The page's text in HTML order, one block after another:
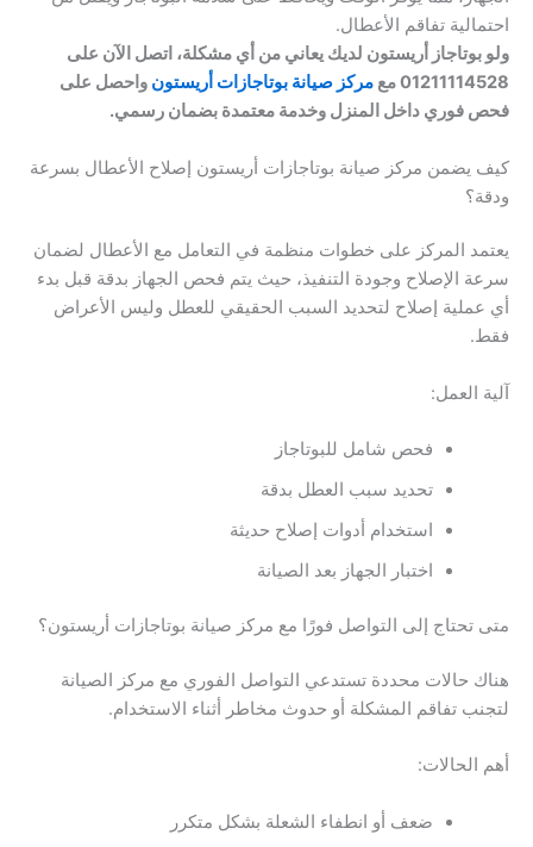
احتمالية تفاقم الأعطال.
ولو بوتاجاز أريستون لديك يعاني من أي مشكلة، اتصل الآن على
01211114528 مع
مركز صيانة بوتاجازات أريستون واحصل على
فحص فوري داخل المنزل وخدمة معتمدة بضمان رسمي.
كيف يضمن مركز صيانة بوتاجازات أريستون إصلاح الأعطال بسرعة
ودقة؟
يعتمد المركز على خطوات منظمة في التعامل مع الأعطال لضمان
سرعة الإصلاح وجودة التنفيذ، حيث يتم فحص الجهاز بدقة قبل بدء
أي عملية إصلاح لتحديد السبب الحقيقي للعطل وليس الأعراض
فقط.
آلية العمل:
فحص شامل للبوتاجاز
تحديد سبب العطل بدقة
استخدام أدوات إصلاح حديثة
اختبار الجهاز بعد الصيانة
متى تحتاج إلى التواصل فورًا مع مركز صيانة بوتاجازات أريستون؟
هناك حالات محددة تستدعي التواصل الفوري مع مركز الصيانة
لتجنب تفاقم المشكلة أو حدوث مخاطر أثناء الاستخدام.
أهم الحالات:
ضعف أو انطفاء الشعلة بشكل متكرر